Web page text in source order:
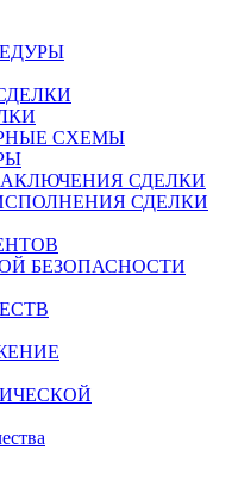
СХЕМЫ
СДЕЛКИ
СДЕЛКИ
БЕЗОПАСНОСТИ